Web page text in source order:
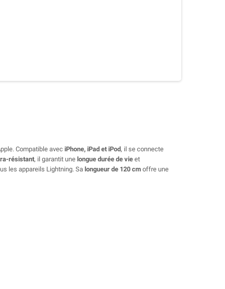
Compatible avec iPhone, iPad et iPod, il se connecte
résistant, il garantit une longue durée de vie et
les appareils Lightning. Sa longueur de 120 cm offre une